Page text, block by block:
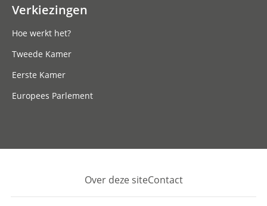
Verkiezingen
Hoe werkt het?
Tweede Kamer
Eerste Kamer
Europees Parlement
Footer
Over deze siteContact